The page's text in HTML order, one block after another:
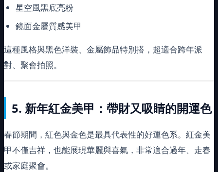
星空風黑底亮粉
鏡面金屬質感美甲
這種風格與黑色洋裝、金屬飾品特別搭，超適合跨年派
對、聚會拍照。
5. 新年紅金美甲：帶財又吸睛的開運色
春節期間，紅色與金色是最具代表性的好運色系。紅金美
甲不僅吉祥，也能展現華麗與喜氣，非常適合過年、走春
或家庭聚會。